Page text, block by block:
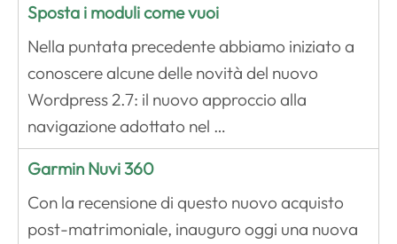
Sposta i moduli come vuoi
Nella puntata precedente abbiamo iniziato a
conoscere alcune delle novità del nuovo
Wordpress 2.7: il nuovo approccio alla
navigazione adottato nel …
Garmin Nuvi 360
Con la recensione di questo nuovo acquisto
post-matrimoniale, inauguro oggi una nuova